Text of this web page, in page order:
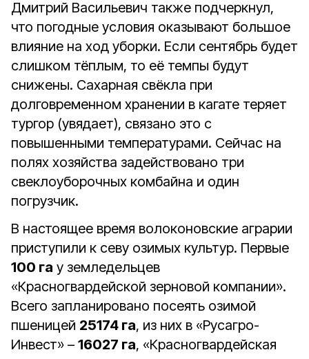
Дмитрий Васильевич также подчеркнул,
что погодные условия оказывают большое
влияние на ход уборки. Если сентябрь будет
слишком тёплым, то её темпы будут
снижены. Сахарная свёкла при
долговременном хранении в кагате теряет
тургор (увядает), связано это с
повышенными температурами. Сейчас на
полях хозяйства задействовано три
свеклоуборочных комбайна и один
погрузчик.
В настоящее время волоконовские аграрии
приступили к севу озимых культур. Первые
100 га у земледельцев
«Красногвардейской зерновой компании».
Всего запланировано посеять озимой
пшеницей 25174 га, из них в «Русагро-
Инвест» – 16027 га, «Красногвардейская